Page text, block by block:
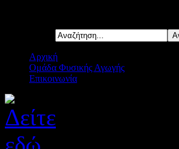
Αρχική
Ομάδα Φυσικής Αγωγής
Επικοινωνία